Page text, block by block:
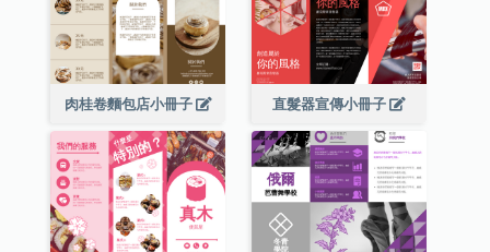
肉桂卷麵包店小冊子 直髮器宣傳小冊子